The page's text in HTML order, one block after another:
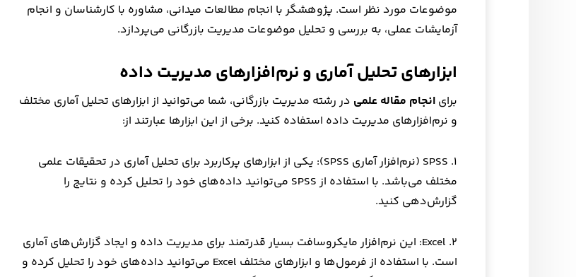
موضوعات مورد نظر است. پژوهشگر با انجام مطالعات میدانی، مشاوره با کارشناسان و انجام
آزمایشات عملی، به بررسی و تحلیل موضوعات مدیریت بازرگانی می‌پردازد.
ابزارهای تحلیل آماری و نرم‌افزارهای مدیریت داده
برای انجام مقاله علمی در رشته مدیریت بازرگانی، شما می‌توانید از ابزارهای تحلیل آماری مختلف
و نرم‌افزارهای مدیریت داده استفاده کنید. برخی از این ابزارها عبارتند از:
۱. SPSS (نرم‌افزار آماری SPSS): یکی از ابزارهای پرکاربرد برای تحلیل آماری در تحقیقات علمی
مختلف می‌باشد. با استفاده از SPSS می‌توانید داده‌های خود را تحلیل کرده و نتایج را
گزارش‌دهی کنید.
۲. Excel: این نرم‌افزار مایکروسافت بسیار قدرتمند برای مدیریت داده و ایجاد گزارش‌های آماری
است. با استفاده از فرمول‌ها و ابزارهای مختلف Excel می‌توانید داده‌های خود را تحلیل کرده و